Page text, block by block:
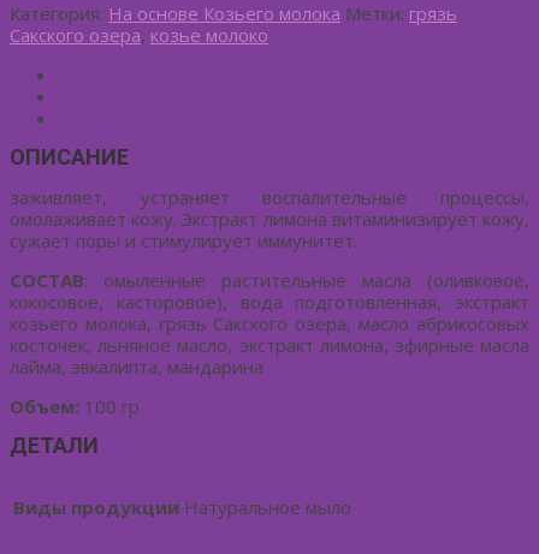
Категория: На основе Козьего молока Метки: грязь
Сакского озера, козье молоко
ОПИСАНИЕ
заживляет, устраняет воспалительные процессы,
омолаживает кожу. Экстракт лимона витаминизирует кожу,
сужает поры и стимулирует иммунитет.
СОСТАВ: омыленные растительные масла (оливковое,
кокосовое, касторовое), вода подготовленная, экстракт
козьего молока, грязь Сакского озера, масло абрикосовых
косточек, льняное масло, экстракт лимона, эфирные масла
лайма, эвкалипта, мандарина
Объем: 100 гр
ДЕТАЛИ
Виды продукции Натуральное мыло